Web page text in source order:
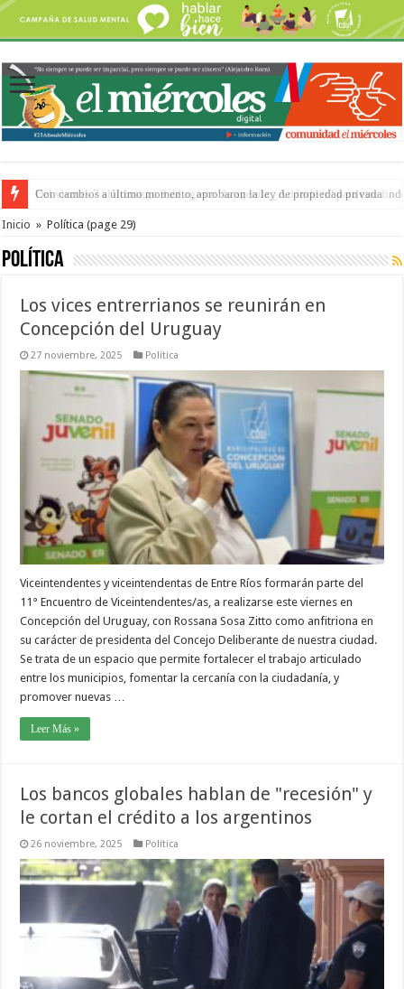
Del viernes 7 al domingo 9 de agosto: la agenda ¿A dónde ir? para este
Inicio » Política (page 29)
Política
Los vices entrerrianos se reunirán en
Concepción del Uruguay
27 noviembre, 2025 Política
Viceintendentes y viceintendentas de Entre Ríos formarán parte del
11° Encuentro de Viceintendentes/as, a realizarse este viernes en
Concepción del Uruguay, con Rossana Sosa Zitto como anfitriona en
su carácter de presidenta del Concejo Deliberante de nuestra ciudad.
Se trata de un espacio que permite fortalecer el trabajo articulado
entre los municipios, fomentar la cercanía con la ciudadanía, y
promover nuevas …
Leer Más »
Los bancos globales hablan de "recesión" y
le cortan el crédito a los argentinos
26 noviembre, 2025 Política